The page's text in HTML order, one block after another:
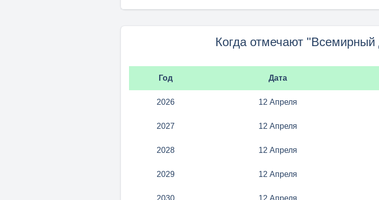
Когда отмечают
Год Дата
2026 12 Апреля
2027 12 Апреля
2028 12 Апреля
2029 12 Апреля
2030 12 Апреля